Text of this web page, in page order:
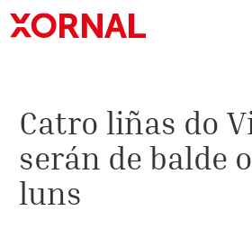
Catro liñas do
serán de balde
luns